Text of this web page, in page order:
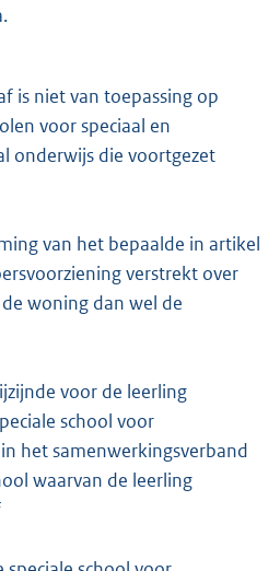
is niet van toepassing op
voor speciaal en
onderwijs die voortgezet
van het bepaalde in artikel
verstrekt over
woning dan wel de
voor de leerling
school voor
het samenwerkingsverband
waarvan de leerling